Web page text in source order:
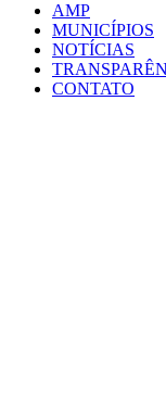
AMP
MUNICÍPIOS
NOTÍCIAS
CONTATO